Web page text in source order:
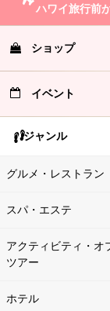
ハワイ旅行前
ショップ
イベント
ジャンル
グルメ・レストラン
スパ・エステ
アクティビティ・オ
ツアー
ホテル